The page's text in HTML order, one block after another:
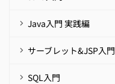
Java入門 実践編
サーブレット&JSP入門
SQL入門